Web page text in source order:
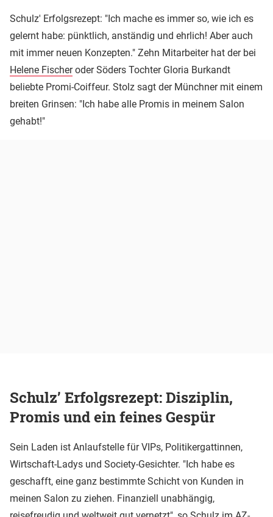
Schulz' Erfolgsrezept: "Ich mache es immer so, wie ich es
gelernt habe: pünktlich, anständig und ehrlich! Aber auch
mit immer neuen Konzepten." Zehn Mitarbeiter hat der bei
Helene Fischeroder Söders Tochter Gloria Burkandt
beliebte Promi-Coiffeur. Stolz sagt der Münchner mit einem
breiten Grinsen: "Ich habe alle Promis in meinem Salon
gehabt!"
Schulz’ Erfolgsrezept: Disziplin,
Promis und ein feines Gespür
Sein Laden ist Anlaufstelle für VIPs, Politikergattinnen,
Wirtschaft-Ladys und Society-Gesichter. "Ich habe es
geschafft, eine ganz bestimmte Schicht von Kunden in
meinen Salon zu ziehen. Finanziell unabhängig,